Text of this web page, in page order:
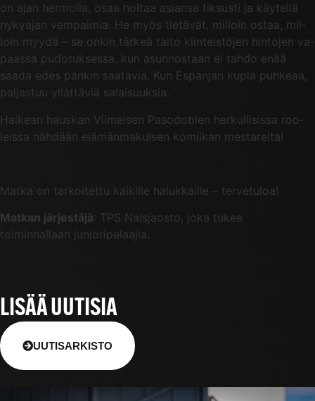
on ajan her­mol­la, osaa hoi­taa asian­sa fik­sus­ti ja käy­tel­lä
ny­ky­ajan vem­pai­mia. He myös tie­tä­vät, mil­loin ostaa, mil­
loin myydä – se onkin tär­keä taito kiin­teis­tö­jen hin­to­jen va­
paas­sa pu­do­tuk­ses­sa, kun asun­nos­taan ei tahdo enää
saada edes pan­kin saa­ta­via. Kun Es­pan­jan kupla puh­ke­aa,
pal­jas­tuu yl­lät­tä­viä sa­lai­suuk­sia.
Hai­kean­ haus­kan Vii­mei­sen Pa­so­doblen her­kul­li­sis­sa roo­
leis­sa näh­dään elä­män­ma­kui­sen ko­mii­kan mes­ta­rei­ta!
Matka on tarkoitettu kaikille halukkaille – tervetuloa!
Matkan järjestäjä: TPS Naisjaosto, joka tukee
toiminnallaan junioripelaajia.
LISÄÄ UUTISIA
UUTISARKISTO